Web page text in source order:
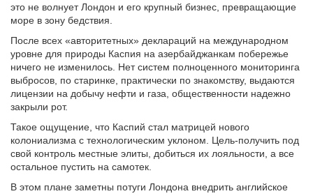
это не волнует Лондон и его крупный бизнес, превращающие
море в зону бедствия.
После всех «авторитетных» деклараций на международном
уровне для природы Каспия на азербайджанкам побережье
ничего не изменилось. Нет систем полноценного мониторинга
выбросов, по старинке, практически по знакомству, выдаются
лицензии на добычу нефти и газа, общественности надежно
закрыли рот.
Такое ощущение, что Каспий стал матрицей нового
колониализма с технологическим уклоном. Цель-получить под
свой контроль местные элиты, добиться их лояльности, а все
остальное пустить на самотек.
В этом плане заметны потуги Лондона внедрить английское